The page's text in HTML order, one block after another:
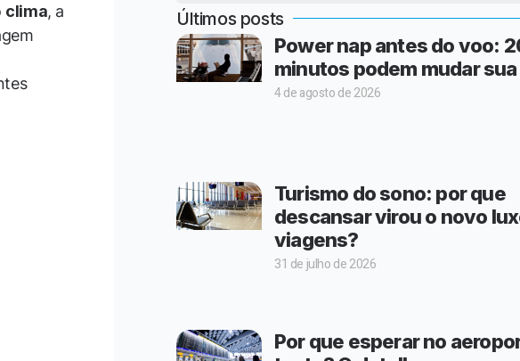
clima, a
Últimos posts
Power nap antes do voo:
minutos podem mudar
4 de agosto de 2026
Turismo do sono: por que
descansar virou o novo
viagens?
31 de julho de 2026
Por que esperar no